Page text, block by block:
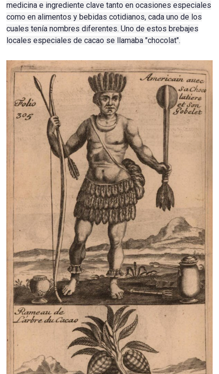
medicina e ingrediente clave tanto en ocasiones especiales
como en alimentos y bebidas cotidianos, cada uno de los
cuales tenía nombres diferentes.Uno de estos brebajes
locales especiales de cacao se llamaba "chocolat".